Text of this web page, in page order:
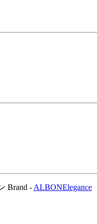
Brand -ALBONElegance